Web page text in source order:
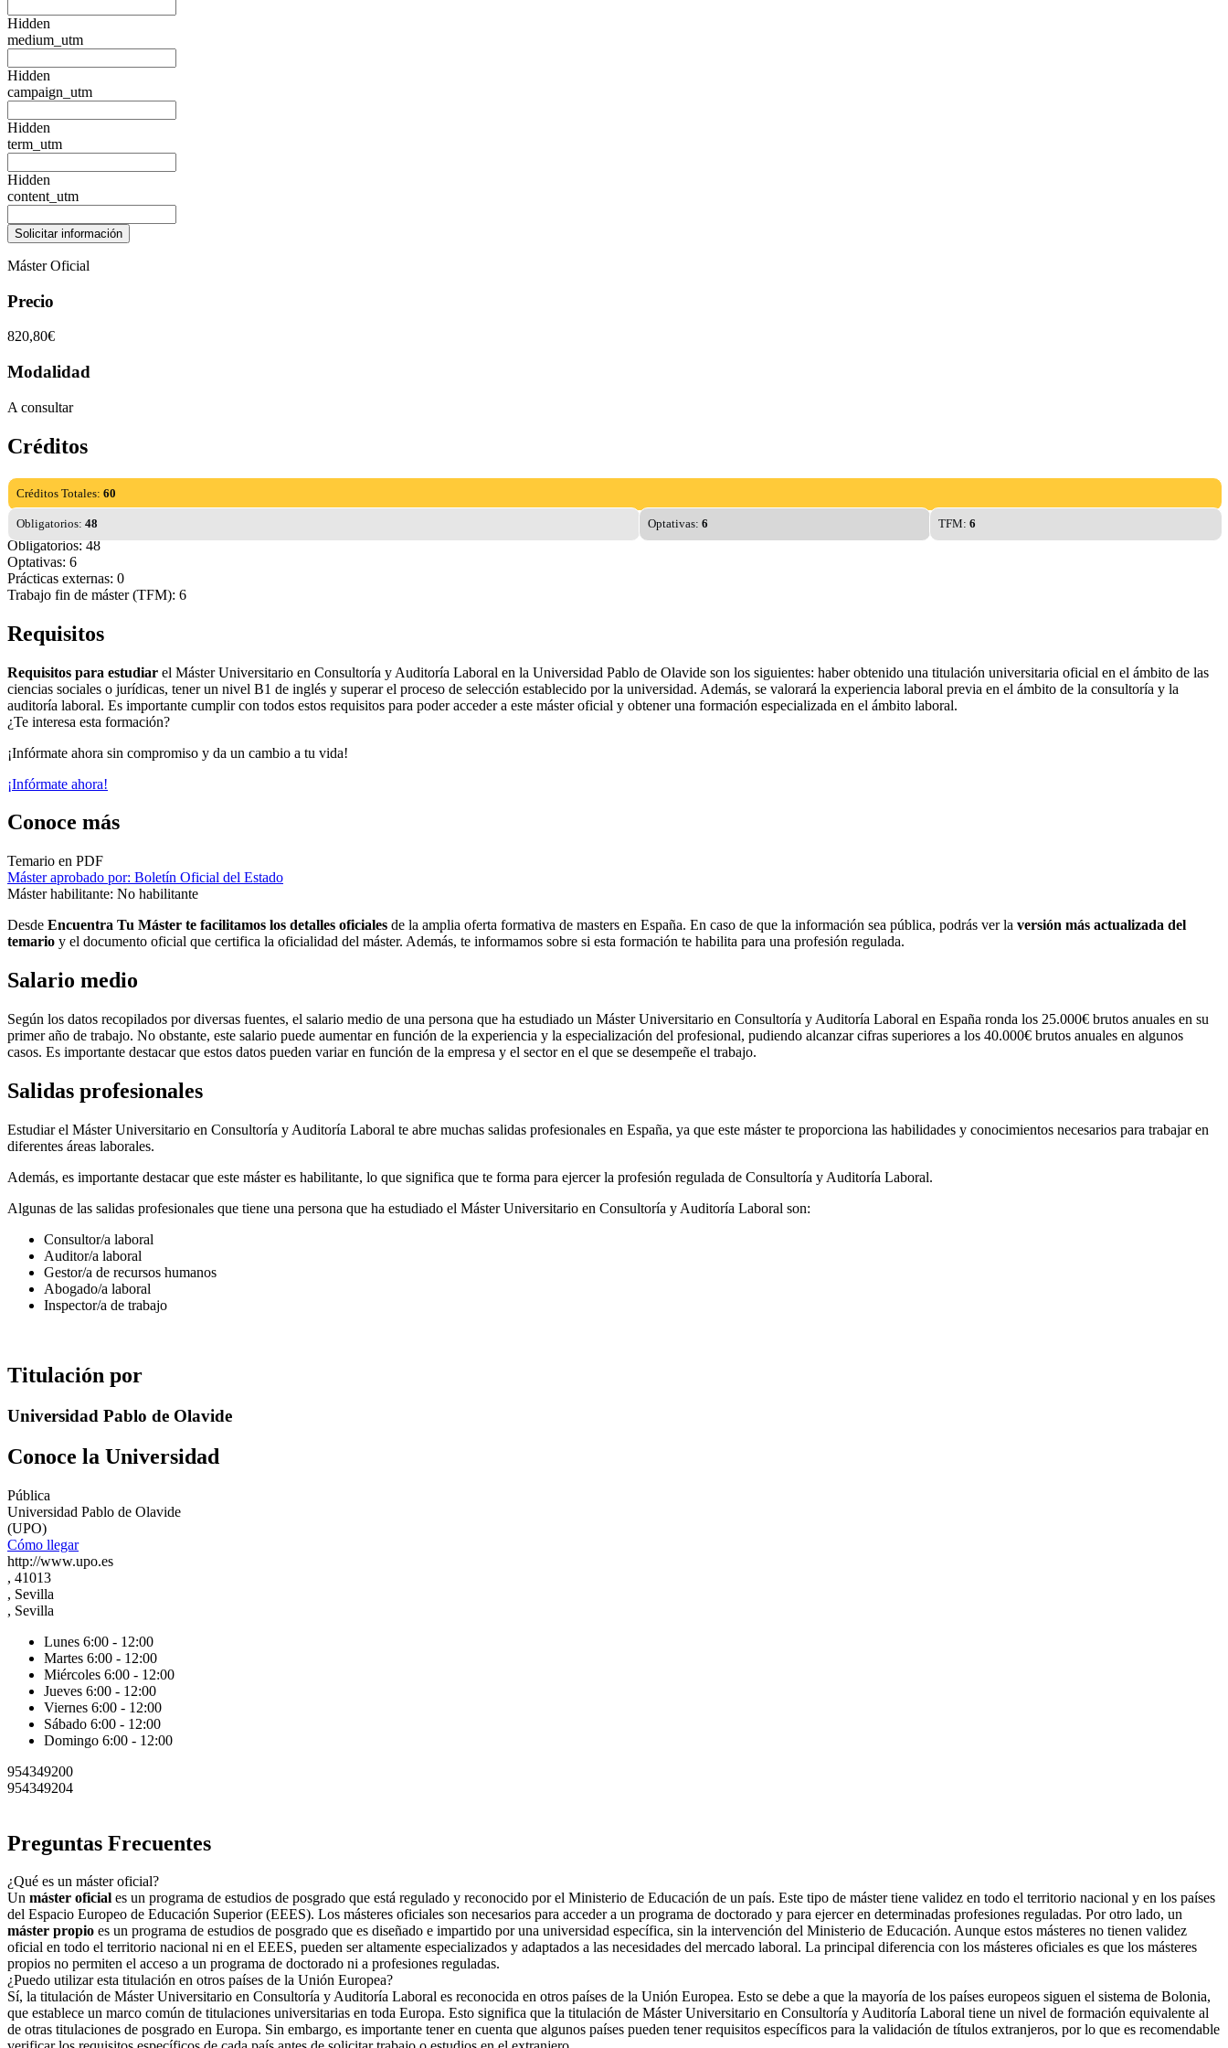
Hidden
medium_utm
Hidden
campaign_utm
Hidden
term_utm
Hidden
content_utm
Máster Oficial
Precio
820,80€
Modalidad
A consultar
Créditos
Créditos Totales: 60
Obligatorios: 48 Optativas: 6 TFM:6
Obligatorios: 48
Optativas: 6
Prácticas externas: 0
Trabajo fin de máster (TFM): 6
Requisitos
Requisitos para estudiar el Máster Universitario en Consultoría y Auditoría Laboral en la Universidad Pablo de Olavide son los siguientes: haber obtenido una titulación universitaria oficial en el ámbito de las
ciencias sociales o jurídicas, tener un nivel B1 de inglés y superar el proceso de selección establecido por la universidad. Además, se valorará la experiencia laboral previa en el ámbito de la consultoría y la
auditoría laboral. Es importante cumplir con todos estos requisitos para poder acceder a este máster oficial y obtener una formación especializada en el ámbito laboral.
¿Te interesa esta formación?
¡Infórmate ahora sin compromiso y da un cambio a tu vida!
¡Infórmate ahora!
Conoce más
Temario en PDF
Máster aprobado por: Boletín Oficial del Estado
Máster habilitante: No habilitante
Desde Encuentra Tu Máster te facilitamos los detalles oficiales de la amplia oferta formativa de masters en España. En caso de que la información sea pública, podrás ver la versión más actualizada del
temario y el documento oficial que certifica la oficialidad del máster. Además, te informamos sobre si esta formación te habilita para una profesión regulada.
Salario medio
Según los datos recopilados por diversas fuentes, el salario medio de una persona que ha estudiado un Máster Universitario en Consultoría y Auditoría Laboral en España ronda los 25.000€ brutos anuales en su
primer año de trabajo. No obstante, este salario puede aumentar en función de la experiencia y la especialización del profesional, pudiendo alcanzar cifras superiores a los 40.000€ brutos anuales en algunos
casos. Es importante destacar que estos datos pueden variar en función de la empresa y el sector en el que se desempeñe el trabajo.
Salidas profesionales
Estudiar el Máster Universitario en Consultoría y Auditoría Laboral te abre muchas salidas profesionales en España, ya que este máster te proporciona las habilidades y conocimientos necesarios para trabajar en
diferentes áreas laborales.
Además, es importante destacar que este máster es habilitante, lo que significa que te forma para ejercer la profesión regulada de Consultoría y Auditoría Laboral.
Algunas de las salidas profesionales que tiene una persona que ha estudiado el Máster Universitario en Consultoría y Auditoría Laboral son:
Consultor/a laboral
Auditor/a laboral
Gestor/a de recursos humanos
Abogado/a laboral
Inspector/a de trabajo
Titulación por
Universidad Pablo de Olavide
Conoce la Universidad
Pública
Universidad Pablo de Olavide
(UPO)
Cómo llegar
http://www.upo.es
, 41013
, Sevilla
, Sevilla
Lunes 6:00 - 12:00
Martes 6:00 - 12:00
Miércoles 6:00 - 12:00
Jueves 6:00 - 12:00
Viernes 6:00 - 12:00
Sábado 6:00 - 12:00
Domingo 6:00 - 12:00
954349200
954349204
Preguntas Frecuentes
¿Qué es un máster oficial?
Un máster oficial es un programa de estudios de posgrado que está regulado y reconocido por el Ministerio de Educación de un país. Este tipo de máster tiene validez en todo el territorio nacional y en los países
del Espacio Europeo de Educación Superior (EEES). Los másteres oficiales son necesarios para acceder a un programa de doctorado y para ejercer en determinadas profesiones reguladas. Por otro lado, un
máster propio es un programa de estudios de posgrado que es diseñado e impartido por una universidad específica, sin la intervención del Ministerio de Educación. Aunque estos másteres no tienen validez
oficial en todo el territorio nacional ni en el EEES, pueden ser altamente especializados y adaptados a las necesidades del mercado laboral. La principal diferencia con los másteres oficiales es que los másteres
propios no permiten el acceso a un programa de doctorado ni a profesiones reguladas.
¿Puedo utilizar esta titulación en otros países de la Unión Europea?
Sí, la titulación de Máster Universitario en Consultoría y Auditoría Laboral es reconocida en otros países de la Unión Europea. Esto se debe a que la mayoría de los países europeos siguen el sistema de Bolonia,
que establece un marco común de titulaciones universitarias en toda Europa. Esto significa que la titulación de Máster Universitario en Consultoría y Auditoría Laboral tiene un nivel de formación equivalente al
de otras titulaciones de posgrado en Europa. Sin embargo, es importante tener en cuenta que algunos países pueden tener requisitos específicos para la validación de títulos extranjeros, por lo que es recomendable